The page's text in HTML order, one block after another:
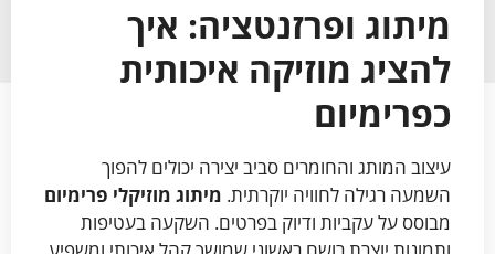
מיתוג ופרזנטציה: איך
להציג מוזיקה איכותית
כפרימיום
עיצוב המותג והחומרים סביב יצירה יכולים להפוך
השמעה רגילה לחוויה יוקרתית. מיתוג מוזיקלי פרימיום
מבוסס על עקביות ודיוק בפרטים. השקעה בעטיפות